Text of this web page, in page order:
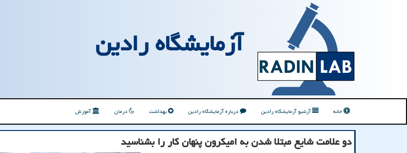
آزمایشگاه رادین
خانه آرشیو آزمایشگاه رادین درباره آزمایشگاه رادین بهداشت درمان آموزش
دو علامت شایع مبتلا شدن به امیکرون پنهان کار را بشناسید